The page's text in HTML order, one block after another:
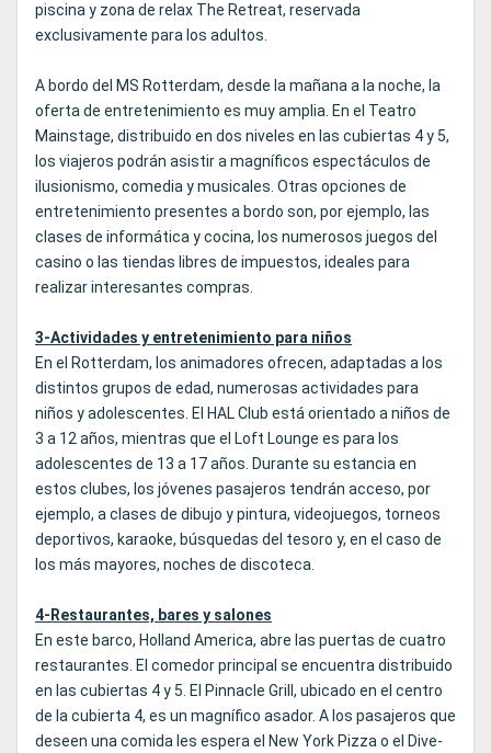
piscina y zona de relax The Retreat, reservada
exclusivamente para los adultos.
A bordo del MS Rotterdam, desde la mañana a la noche, la
oferta de entretenimiento es muy amplia. En el Teatro
Mainstage, distribuido en dos niveles en las cubiertas 4 y 5,
los viajeros podrán asistir a magníficos espectáculos de
ilusionismo, comedia y musicales. Otras opciones de
entretenimiento presentes a bordo son, por ejemplo, las
clases de informática y cocina, los numerosos juegos del
casino o las tiendas libres de impuestos, ideales para
realizar interesantes compras.
3-Actividades y entretenimiento para niños
En el Rotterdam, los animadores ofrecen, adaptadas a los
distintos grupos de edad, numerosas actividades para
niños y adolescentes. El HAL Club está orientado a niños de
3 a 12 años, mientras que el Loft Lounge es para los
adolescentes de 13 a 17 años. Durante su estancia en
estos clubes, los jóvenes pasajeros tendrán acceso, por
ejemplo, a clases de dibujo y pintura, videojuegos, torneos
deportivos, karaoke, búsquedas del tesoro y, en el caso de
los más mayores, noches de discoteca.
4-Restaurantes, bares y salones
En este barco, Holland America, abre las puertas de cuatro
restaurantes. El comedor principal se encuentra distribuido
en las cubiertas 4 y 5. El Pinnacle Grill, ubicado en el centro
de la cubierta 4, es un magnífico asador. A los pasajeros que
deseen una comida les espera el New York Pizza o el Dive-